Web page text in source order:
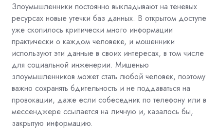
Злоумышленники постоянно выкладывают на теневых
ресурсах новые утечки баз данных. В открытом доступе
уже скопилось критически много информации
практически о каждом человеке, и мошенники
используют эти данные в своих интересах, в том числе
для социальной инженерии. Мишенью
злоумышленников может стать любой человек, поэтому
важно сохранять бдительность и не поддаваться на
провокации, даже если собеседник по телефону или в
мессенджере ссылается на личную и, казалось бы,
закрытую информацию.